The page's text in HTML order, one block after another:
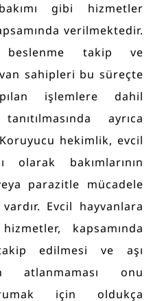
gibi hizmetler
verilmektedir.
beslenme takip ve
sahipleri bu süreçte
işlemlere dahil
ayrıca
hekimlik, evcil
olarak bakımlarının
parazitle mücadele
Evcil hayvanlara
kapsamında
edilmesi ve aşı
atlanmaması onu
için oldukça